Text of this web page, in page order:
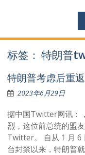
标签： 特朗普
特朗普考虑后重
2023年6月29日
据中国Twitter网讯：
烈，这位前总统的盟
Twitter。 自从 1 月 6
台封禁以来，特朗普